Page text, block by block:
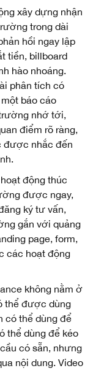
xây dựng nhận
trong dài
hồi ngay lập
tiền, billboard
hào nhoáng.
phân tích có
báo cáo
nhớ tới,
điểm rõ ràng,
được nhắc đến
động thúc
được ngay,
ký tư vấn,
gắn với quảng
page, form,
các hoạt động
không nằm ở
thể được dùng
có thể dùng để
thể dùng để kéo
có sẵn, nhưng
nội dung. Video